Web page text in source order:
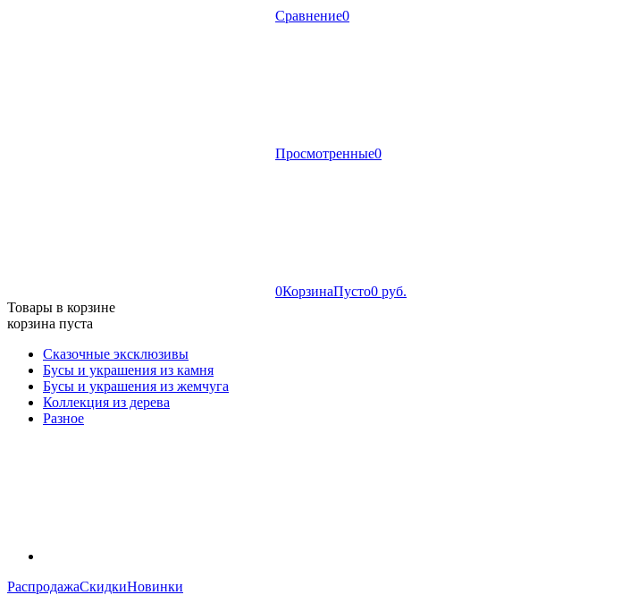
Сравнение0
Просмотренные0
0КорзинаПусто0 руб.
Товары в корзине
корзина пуста
Сказочные эксклюзивы
Бусы и украшения из камня
Бусы и украшения из жемчуга
Коллекция из дерева
Разное
РаспродажаСкидкиНовинки